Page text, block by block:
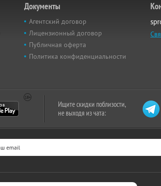
Документы
Агентский договор
Лицензионный договор
Публичная оферта
Политика конфиденциальности
Ищите скидки поблизости,
не выходя из чата: